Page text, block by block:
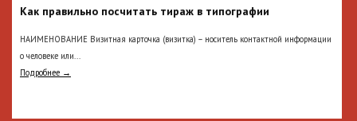
Как правильно посчитать тираж в типографии
НАИМЕНОВАНИЕ Визитная карточка (визитка) – носитель контактной информации
о человеке или...
Подробнее →